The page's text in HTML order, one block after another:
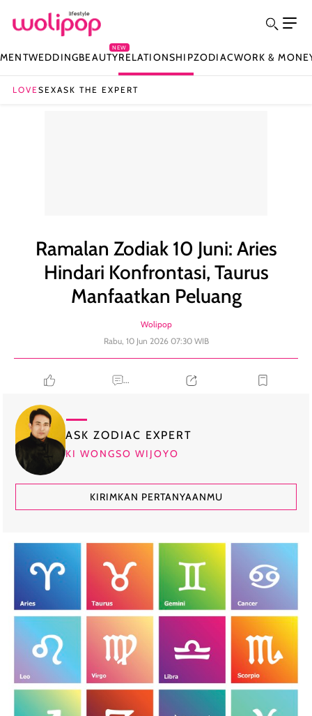
WEDDINGBEAUTY
NEW
RELATIONSHIPZODIACWORK &
LOVESEXASK THE EXPERT
Ramalan Zodiak 10 Juni: Aries
Hindari Konfrontasi, Taurus
Manfaatkan Peluang
Wolipop
Rabu, 10 Jun 2026 07:30 WIB
...
ASK ZODIAC EXPERT
KI WONGSO WIJOYO
KIRIMKAN PERTANYAANMU